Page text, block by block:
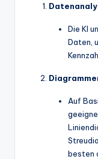
Die KI
Daten,
Auf
besten